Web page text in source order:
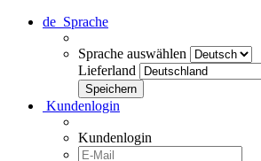
de Sprache
Sprache auswählen
Lieferland
Kundenlogin
Kundenlogin